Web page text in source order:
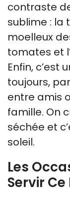
contraste
sublime : la
moelleux
tomates et
Enfin, c’est
toujours,
entre amis
famille. On
séchée et
soleil.
Les
Servir